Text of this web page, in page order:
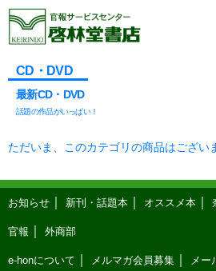
CD・DVD
最新CD・DVD
話題の作品がいっぱい！
ただいま、このカテゴリの商品はござい
お知らせ 新刊・話題本 オススメ本
官報 外商部
e-honについて メルマガ会員募集 メー